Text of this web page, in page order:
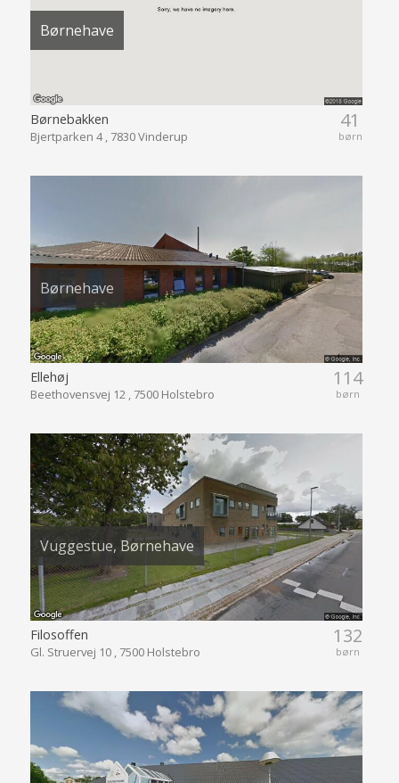
Børnehave
41
børn
Børnebakken
Bjertparken 4 , 7830 Vinderup
Børnehave
114
børn
Ellehøj
Beethovensvej 12 , 7500 Holstebro
Vuggestue, Børnehave
132
børn
Filosoffen
Gl. Struervej 10 , 7500 Holstebro